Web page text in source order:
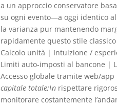
a un approccio conservatore
su ogni evento—a oggi identico
la varianza pur mantenendo
rapidamente questo stile
Calcolo unità | Intuizione /
Limiti auto‑imposti al bancone |
Accesso globale tramite web/
capitale totale;\n rispettare
monitorare costantemente